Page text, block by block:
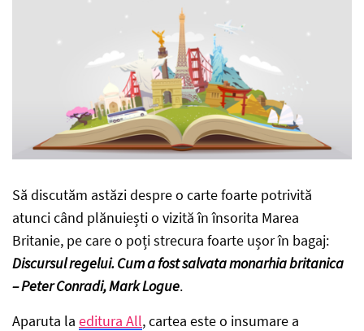
Să discutăm astăzi despre o carte foarte potrivită
atunci când plănuiești o vizită în însorita Marea
Britanie, pe care o poți strecura foarte ușor în bagaj:
Discursul regelui. Cum a fost salvata monarhia britanica
– Peter Conradi, Mark Logue.
Aparuta la editura All, cartea este o insumare a